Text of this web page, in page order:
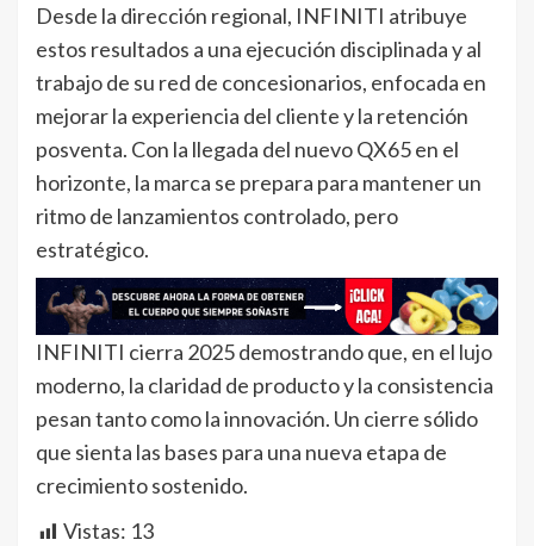
Desde la dirección regional, INFINITI atribuye
estos resultados a una ejecución disciplinada y al
trabajo de su red de concesionarios, enfocada en
mejorar la experiencia del cliente y la retención
posventa. Con la llegada del nuevo QX65 en el
horizonte, la marca se prepara para mantener un
ritmo de lanzamientos controlado, pero
estratégico.
INFINITI cierra 2025 demostrando que, en el lujo
moderno, la claridad de producto y la consistencia
pesan tanto como la innovación. Un cierre sólido
que sienta las bases para una nueva etapa de
crecimiento sostenido.
Vistas: 13